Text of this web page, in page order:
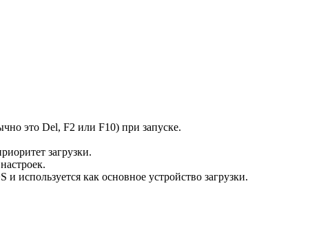
это Del, F2 или F10) при запуске.
загрузки.
используется как основное устройство загрузки.